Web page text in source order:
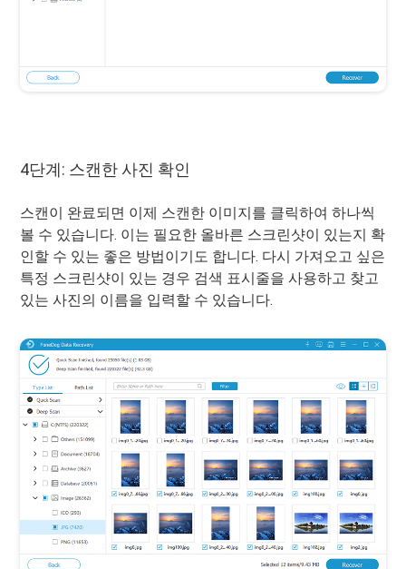
4단계: 스캔한 사진 확인
스캔이 완료되면 이제 스캔한 이미지를 클릭하여 하나씩
볼 수 있습니다. 이는 필요한 올바른 스크린샷이 있는지 확
인할 수 있는 좋은 방법이기도 합니다. 다시 가져오고 싶은
특정 스크린샷이 있는 경우 검색 표시줄을 사용하고 찾고
있는 사진의 이름을 입력할 수 있습니다.